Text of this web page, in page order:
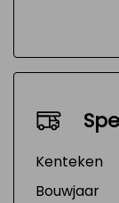
Kenteken
Bouwjaar